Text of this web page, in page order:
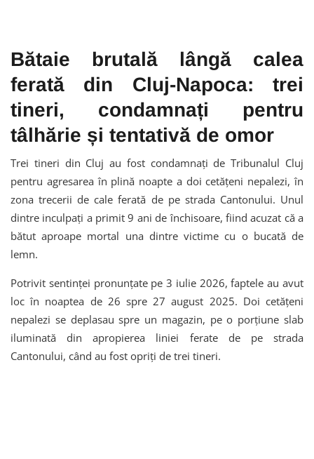
Bătaie brutală lângă calea
ferată din Cluj-Napoca: trei
tineri, condamnați pentru
tâlhărie și tentativă de omor
Trei tineri din Cluj au fost condamnați de Tribunalul Cluj
pentru agresarea în plină noapte a doi cetățeni nepalezi, în
zona trecerii de cale ferată de pe strada Cantonului. Unul
dintre inculpați a primit 9 ani de închisoare, fiind acuzat că a
bătut aproape mortal una dintre victime cu o bucată de
lemn.
Potrivit sentinței pronunțate pe 3 iulie 2026, faptele au avut
loc în noaptea de 26 spre 27 august 2025. Doi cetățeni
nepalezi se deplasau spre un magazin, pe o porțiune slab
iluminată din apropierea liniei ferate de pe strada
Cantonului, când au fost opriți de trei tineri.